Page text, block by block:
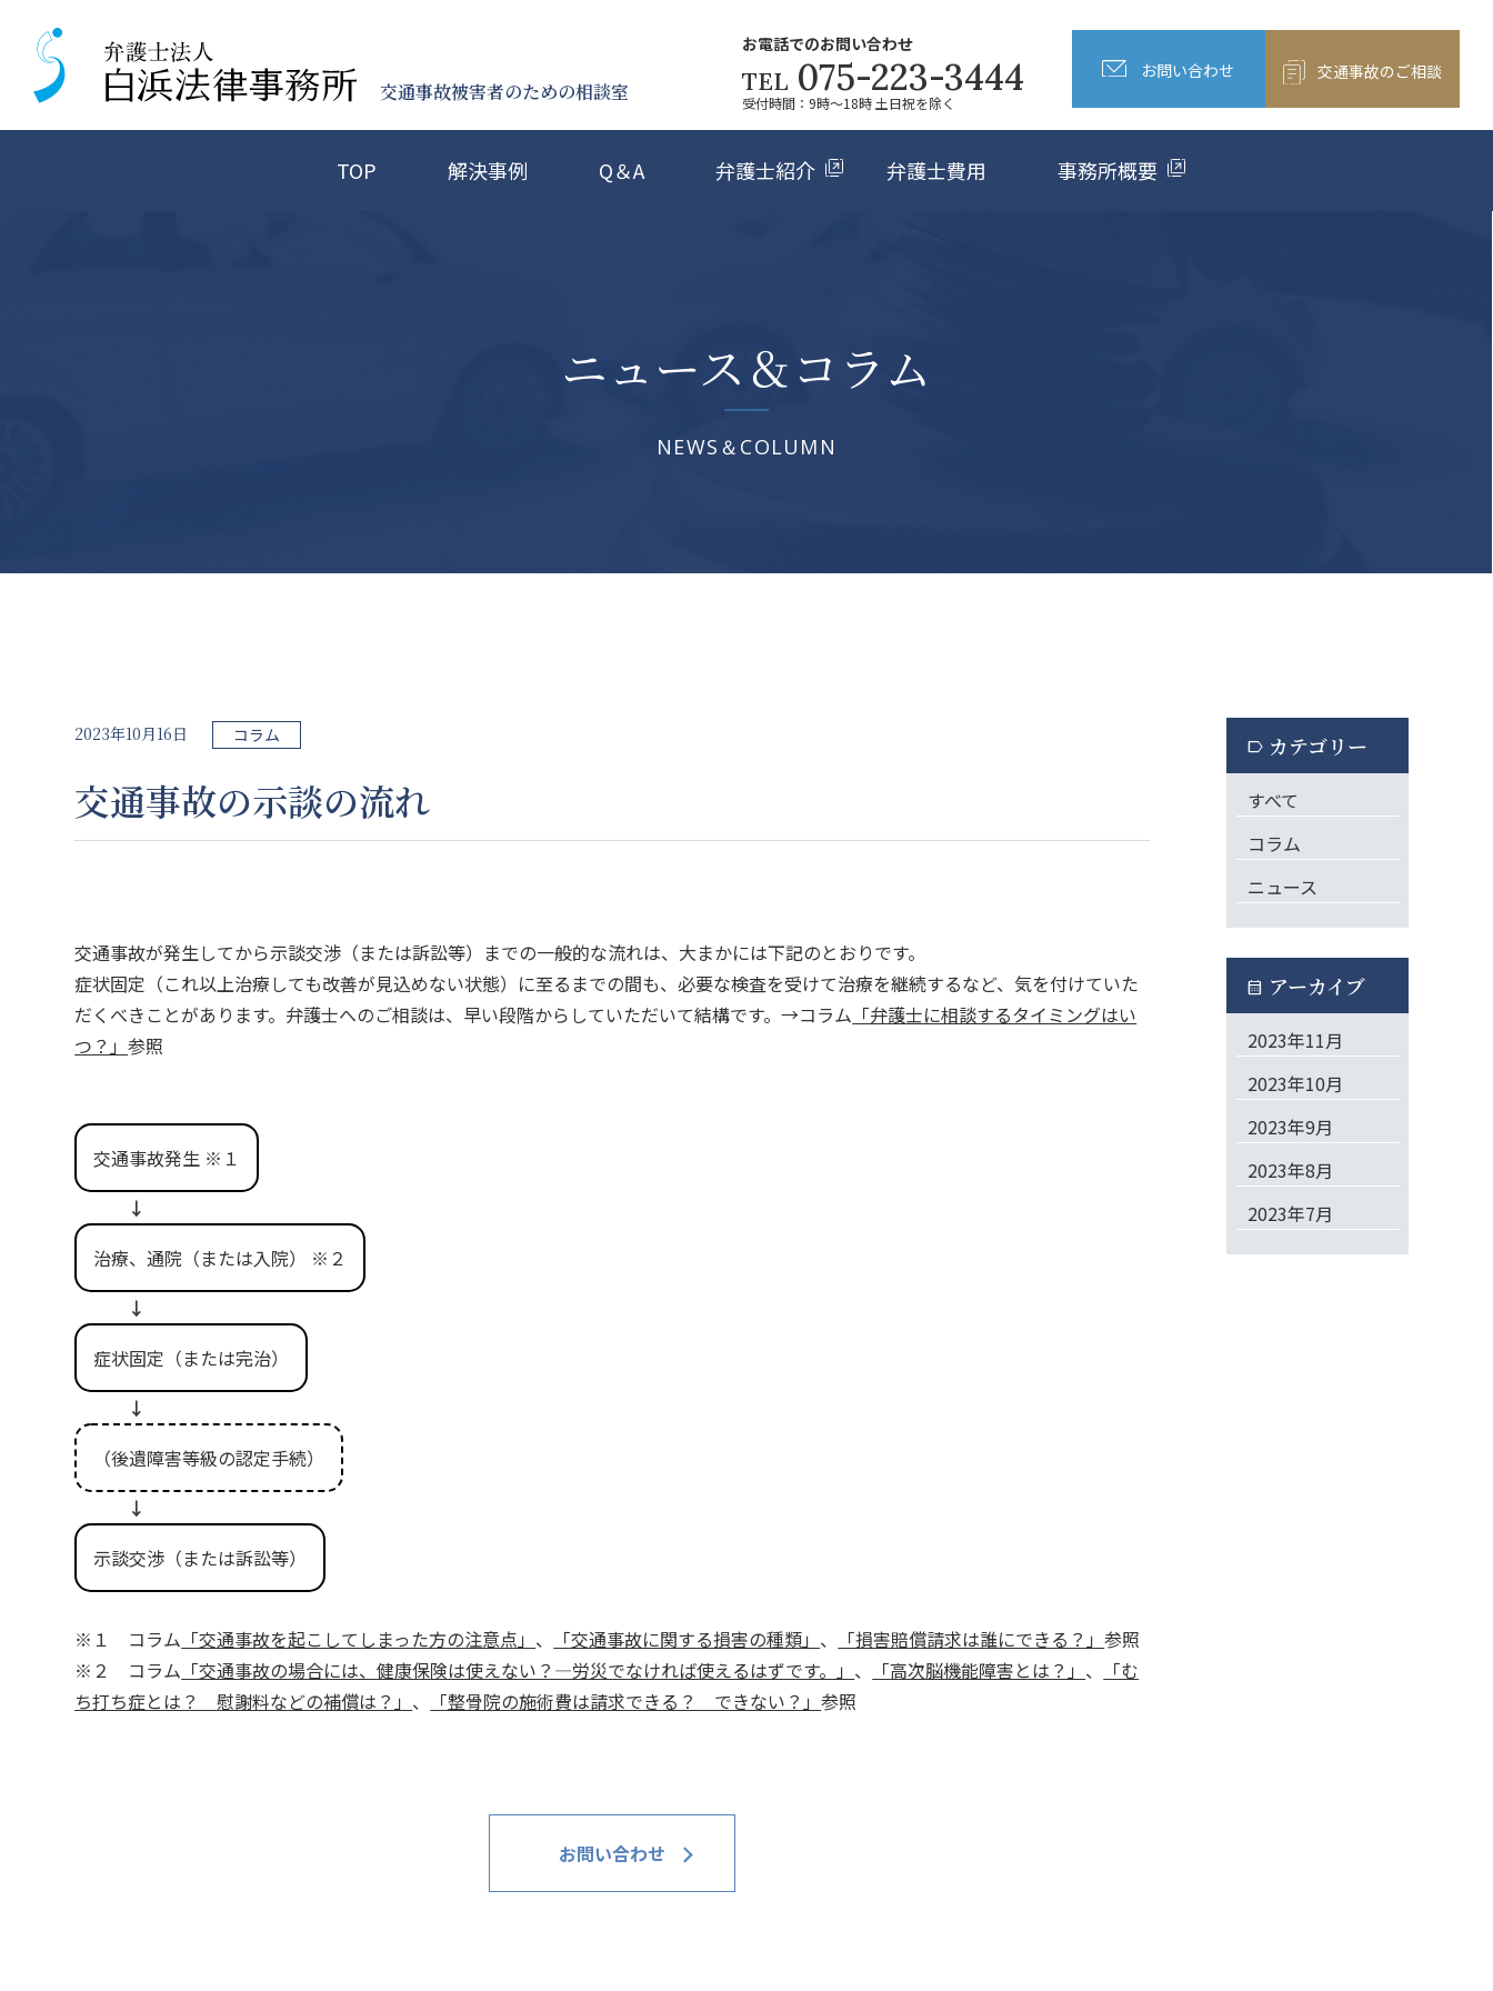
交通事故被害者のための相談室
お電話でのお問い合わせ
TEL 075-223-3444
受付時間：9時～18時 土日祝を除く
お問い合わせ 交通事故のご相談
TOP 解決事例 Q＆A 弁護士紹介 弁護士費用 事務所概要
ニュース＆コラム
NEWS＆COLUMN
2023年10月16日 コラム
交通事故の示談の流れ
交通事故が発生してから示談交渉（または訴訟等）までの一般的な流れは、大まかには下記のとおりです。
症状固定（これ以上治療しても改善が見込めない状態）に至るまでの間も、必要な検査を受けて治療を継続するなど、気を付けていた
だくべきことがあります。弁護士へのご相談は、早い段階からしていただいて結構です。→コラム 「弁護士に相談するタイミングはい
つ？」参照
交通事故発生 ※１
↓
治療、通院（または入院） ※２
↓
症状固定（または完治）
↓
（後遺障害等級の認定手続）
↓
示談交渉（または訴訟等）
※１ コラム 「交通事故を起こしてしまった方の注意点」 、 「交通事故に関する損害の種類」 、 「損害賠償請求は誰にできる？」参照
※２ コラム 「交通事故の場合には、健康保険は使えない？—労災でなければ使えるはずです。」 、 「高次脳機能障害とは？」 、
「む
ち打ち症とは？ 慰謝料などの補償は？」 、 「整骨院の施術費は請求できる？ できない？」参照
お問い合わせ
label カテゴリー
すべて
コラム
ニュース
calendar_month アーカイブ
2023年11月
2023年10月
2023年9月
2023年8月
2023年7月